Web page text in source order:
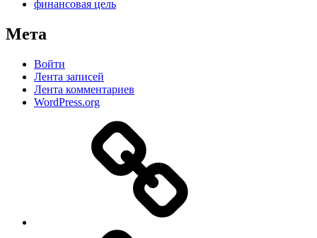
финансовая цель
Мета
Войти
Лента записей
Лента комментариев
WordPress.org